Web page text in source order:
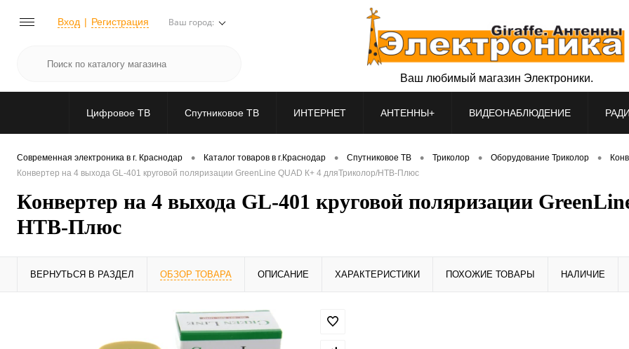
Вход Регистрация Ваш город:
Ваш любимый магазин Электроники.
Цифровое ТВ Спутниковое ТВ ИНТЕРНЕТ АНТЕННЫ+ ВИДЕОНАБЛЮДЕНИЕ
Современная электроника в г. Краснодар • Каталог товаров в г.Краснодар • Спутниковое ТВ • Триколор • Оборудование Триколор •
Конвертер на 4 выхода GL-401 круговой поляризации GreenLine QUAD К+ 4 дляТриколор/НТВ-Плюс
Конвертер на 4 выхода GL-401 круговой поляризации
НТВ-Плюс
ВЕРНУТЬСЯ В РАЗДЕЛ ОБЗОР ТОВАРА ОПИСАНИЕ ХАРАКТЕРИСТИКИ ПОХОЖИЕ ТОВАРЫ НАЛИЧИЕ